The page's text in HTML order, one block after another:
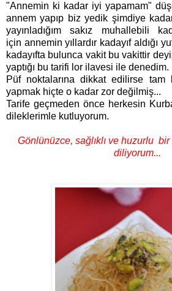
"Annemin ki kadar iyi yapamam"
annem yapıp biz yedik şimdiye
yayınladığım sakız muhallebili
için annemin yıllardır kadayıf aldığı
kadayıfta bulunca vakit bu vakittir
yaptığı bu tarifi lor ilavesi ile denedim.
Püf noktalarına dikkat edilirse tam
yapmak hiçte o kadar zor değilmiş...
Tarife geçmeden önce herkesin
dileklerimle kutluyorum.
Gönlünüzce, sağlıklı ve huzurlu
diliyorum...